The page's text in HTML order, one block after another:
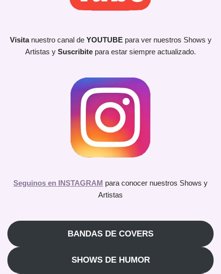
Visita nuestro canal de YOUTUBEpara ver nuestros Shows y
Artistas y Suscribite para estar siempre actualizado.
Seguinos en INSTAGRAM para conocer nuestros Shows y
Artistas
BANDAS DE COVERS
SHOWS DE HUMOR